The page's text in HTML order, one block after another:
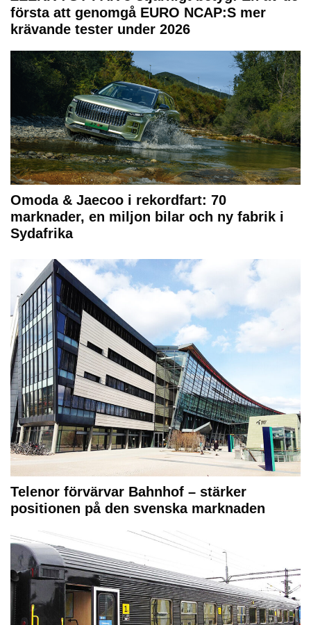
första att genomgå EURO NCAP:S mer
krävande tester under 2026
Omoda & Jaecoo i rekordfart: 70
marknader, en miljon bilar och ny fabrik i
Sydafrika
Telenor förvärvar Bahnhof – stärker
positionen på den svenska marknaden